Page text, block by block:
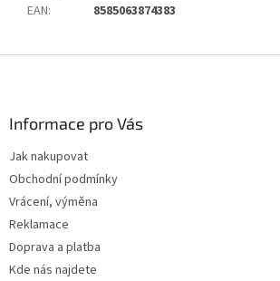
EAN: 8585063874383
Informace pro Vás
Jak nakupovat
Obchodní podmínky
Vrácení, výměna
Reklamace
Doprava a platba
Kde nás najdete